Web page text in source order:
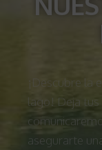
¡Descubre
lago! Deja
asegurarte